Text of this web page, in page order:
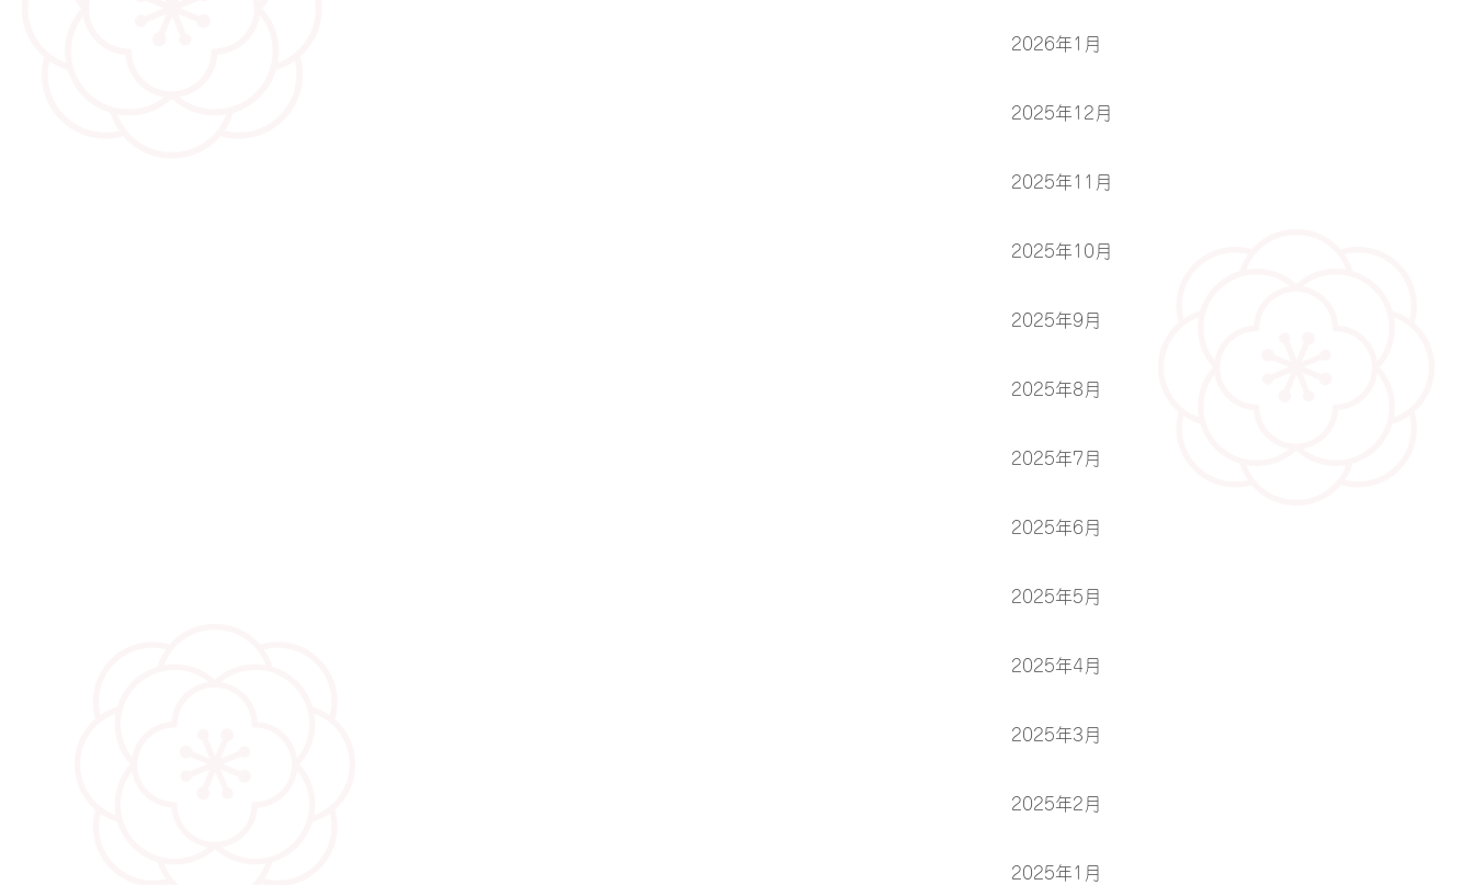
2026年1月
2025年12月
2025年11月
2025年10月
2025年9月
2025年8月
2025年7月
2025年6月
2025年5月
2025年4月
2025年3月
2025年2月
2025年1月